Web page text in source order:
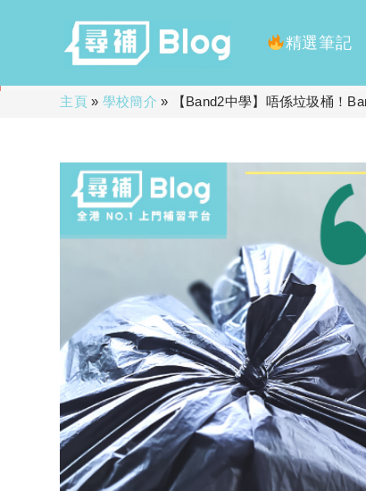
精選筆記
主頁» 學校簡介 » 【Band2中學】唔係垃圾桶！